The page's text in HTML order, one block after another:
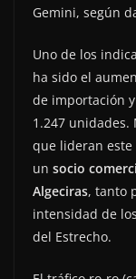
Gemini, según
Uno de los
ha sido el
de importación
1.247 unidades.
que lideran este
un socio
Algeciras, tanto
intensidad de
del Estrecho.